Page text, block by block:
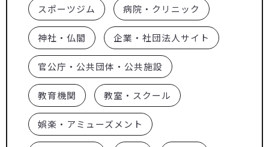
スポーツジム 病院・クリニック
神社・仏閣 企業・社団法人サイト
官公庁・公共団体・公共施設
教育機関 教室・スクール
娯楽・アミューズメント